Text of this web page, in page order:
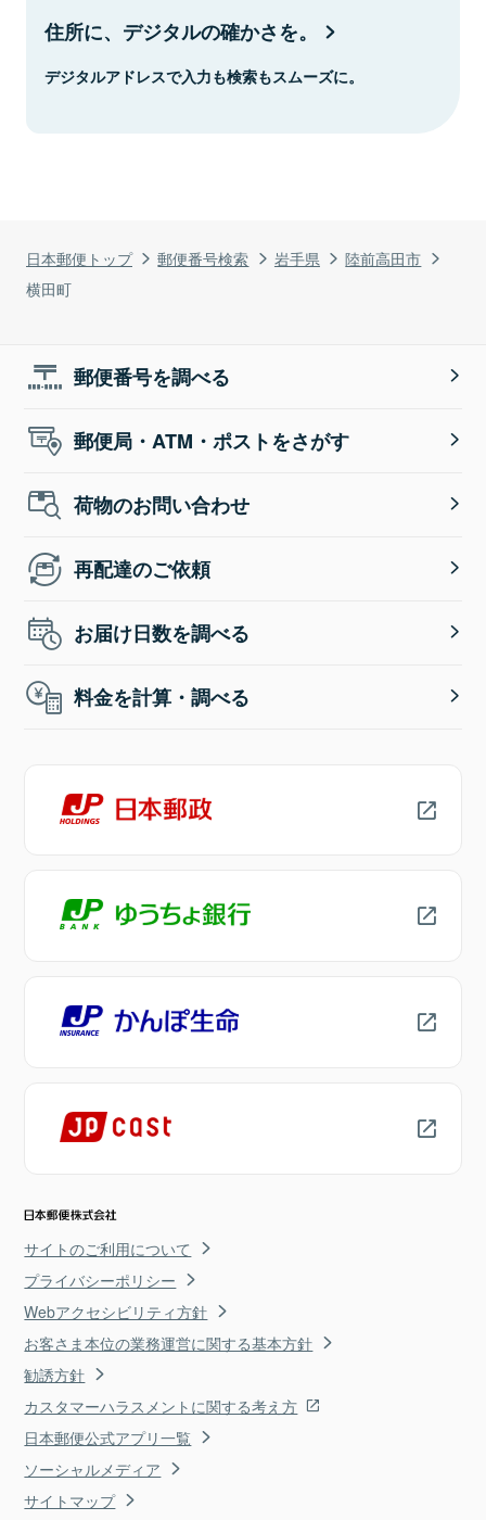
日本郵便トップ 郵便番号検索 岩手県
陸前高田市
横田町
住所に、デジタルの確かさを。
デジタルアドレスで入力も検索もスムーズに。
郵便番号を調べる
郵便局・ATM・ポストをさがす
荷物のお問い合わせ
再配達のご依頼
お届け日数を調べる
料金を計算・調べる
サイトのご利用について
プライバシーポリシー
Webアクセシビリティ方針
お客さま本位の業務運営に関する基本方針
勧誘方針
カスタマーハラスメントに関する考え方
日本郵便公式アプリ一覧
ソーシャルメディア
サイトマップ